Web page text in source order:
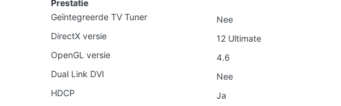
Prestatie
Geïntegreerde TV Tuner
Nee
DirectX versie
12 Ultimate
OpenGL versie
4.6
Dual Link DVI
Nee
HDCP
Ja